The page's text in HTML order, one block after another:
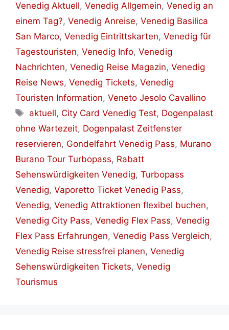
Venedig Aktuell, Venedig Allgemein, Venedig an
einem Tag?, Venedig Anreise, Venedig Basilica
San Marco, Venedig Eintrittskarten, Venedig für
Tagestouristen, Venedig Info, Venedig
Nachrichten, Venedig Reise Magazin, Venedig
Reise News, Venedig Tickets, Venedig
Touristen Information, Veneto Jesolo Cavallino
Schlagwörter
aktuell, City Card Venedig Test, Dogenpalast
ohne Wartezeit, Dogenpalast Zeitfenster
reservieren, Gondelfahrt Venedig Pass, Murano
Burano Tour Turbopass, Rabatt
Sehenswürdigkeiten Venedig, Turbopass
Venedig, Vaporetto Ticket Venedig Pass,
Venedig, Venedig Attraktionen flexibel buchen,
Venedig City Pass, Venedig Flex Pass, Venedig
Flex Pass Erfahrungen, Venedig Pass Vergleich,
Venedig Reise stressfrei planen, Venedig
Sehenswürdigkeiten Tickets, Venedig
Tourismus